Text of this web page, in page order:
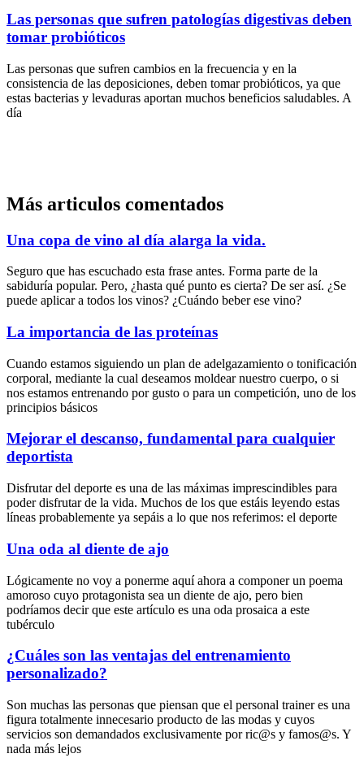
Las personas que sufren patologías digestivas deben
tomar probióticos
Las personas que sufren cambios en la frecuencia y en la
consistencia de las deposiciones, deben tomar probióticos, ya que
estas bacterias y levaduras aportan muchos beneficios saludables. A
día
Más articulos comentados
Una copa de vino al día alarga la vida.
Seguro que has escuchado esta frase antes. Forma parte de la
sabiduría popular. Pero, ¿hasta qué punto es cierta? De ser así. ¿Se
puede aplicar a todos los vinos? ¿Cuándo beber ese vino?
La importancia de las proteínas
Cuando estamos siguiendo un plan de adelgazamiento o tonificación
corporal, mediante la cual deseamos moldear nuestro cuerpo, o si
nos estamos entrenando por gusto o para un competición, uno de los
principios básicos
Mejorar el descanso, fundamental para cualquier
deportista
Disfrutar del deporte es una de las máximas imprescindibles para
poder disfrutar de la vida. Muchos de los que estáis leyendo estas
líneas probablemente ya sepáis a lo que nos referimos: el deporte
Una oda al diente de ajo
Lógicamente no voy a ponerme aquí ahora a componer un poema
amoroso cuyo protagonista sea un diente de ajo, pero bien
podríamos decir que este artículo es una oda prosaica a este
tubérculo
¿Cuáles son las ventajas del entrenamiento
personalizado?
Son muchas las personas que piensan que el personal trainer es una
figura totalmente innecesario producto de las modas y cuyos
servicios son demandados exclusivamente por ric@s y famos@s. Y
nada más lejos